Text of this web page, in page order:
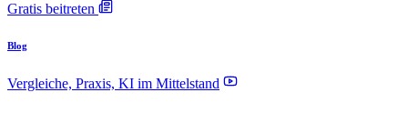
Gratis beitreten
Blog
Vergleiche, Praxis, KI im Mittelstand